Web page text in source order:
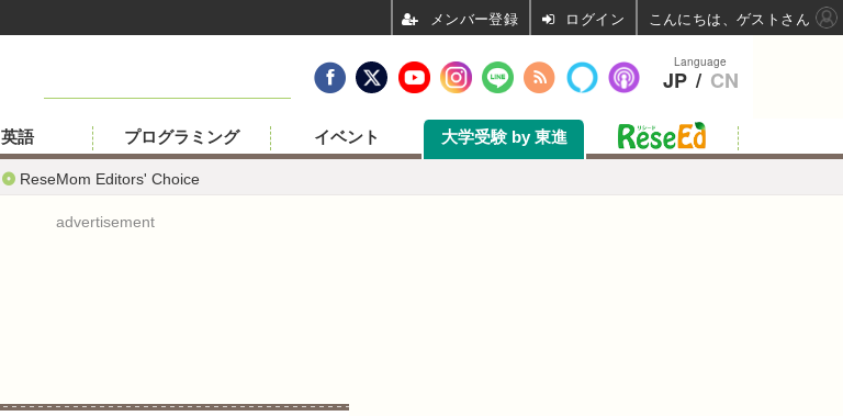
ReseMom Editors' Choice
英語 プログラミング イベント 大学受験 by 東進
advertisement
Language
JP / CN
ログイン こんにちは、ゲストさん